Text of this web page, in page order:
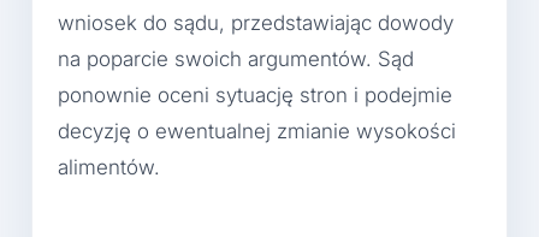
wniosek do sądu, przedstawiając dowody
na poparcie swoich argumentów. Sąd
ponownie oceni sytuację stron i podejmie
decyzję o ewentualnej zmianie wysokości
alimentów.